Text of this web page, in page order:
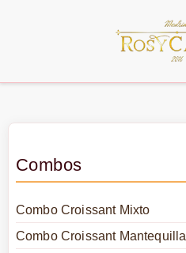
Combos
Combo Croissant Mixto
Combo Croissant Mantequilla